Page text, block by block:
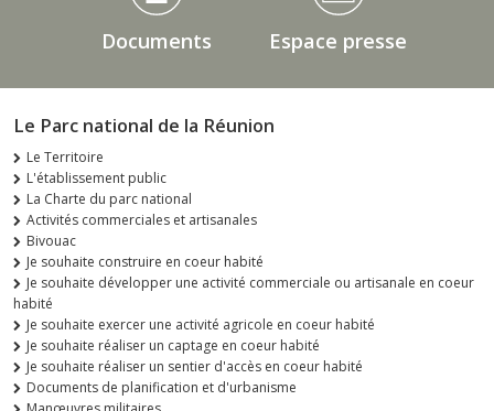
Documents Espace presse
Le Parc national de la Réunion
Le Territoire
L'établissement public
La Charte du parc national
Activités commerciales et artisanales
Bivouac
Je souhaite construire en coeur habité
Je souhaite développer une activité commerciale ou artisanale en coeur
habité
Je souhaite exercer une activité agricole en coeur habité
Je souhaite réaliser un captage en coeur habité
Je souhaite réaliser un sentier d'accès en coeur habité
Documents de planification et d'urbanisme